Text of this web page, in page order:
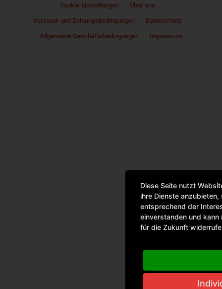
Cookie-Einstellungen Über uns
Versand- und Zahlungsbedingungen Datenschutz
Allgemeine Geschäftsbedingungen Impressum
Diese Seite nutzt
ihre Dienste
entsprechend der
einverstanden und kann
für die Zukunft